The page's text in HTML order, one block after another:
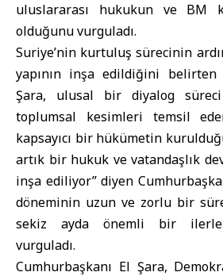
uluslararası hukukun ve BM
olduğunu vurguladı.
Suriye’nin kurtuluş sürecinin
yapının inşa edildiğini belirten
Şara, ulusal bir diyalog süreci
toplumsal kesimleri temsil
kapsayıcı bir hükümetin
artık bir hukuk ve vatandaşlık
inşa ediliyor” diyen
döneminin uzun ve zorlu bir
sekiz ayda önemli bir
vurguladı.
Cumhurbaşkanı El Şara,